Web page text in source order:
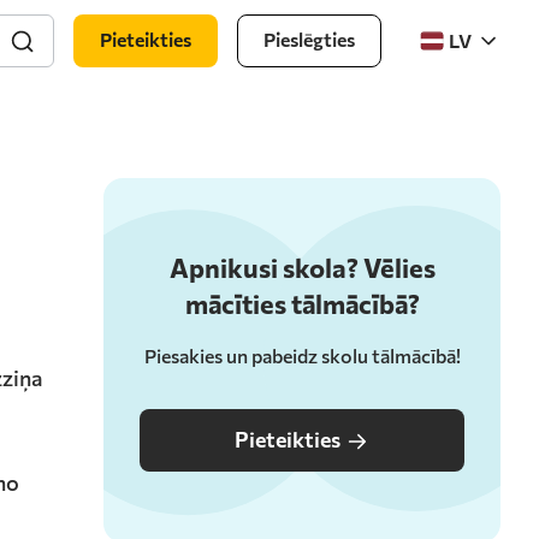
Pieteikties Pieslēgties LV
Apnikusi skola? Vēlies
mācīties tālmācībā?
Piesakies un pabeidz skolu tālmācībā!
Pieteikties